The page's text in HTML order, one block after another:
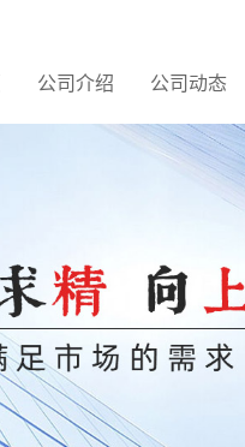
公司介绍 公司动态